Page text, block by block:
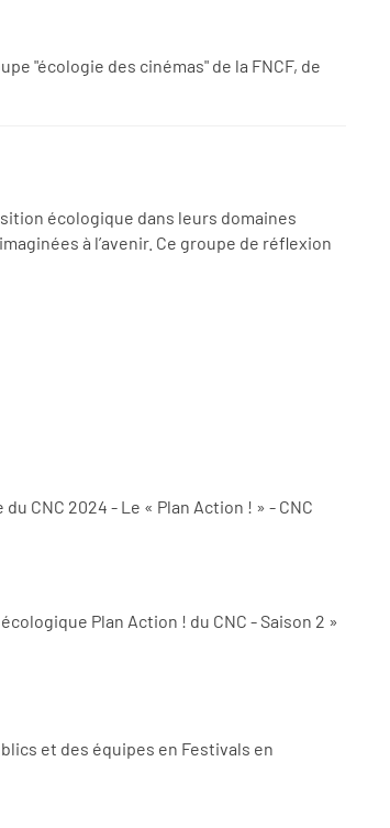
"écologie des cinémas" de la FNCF, de
écologique dans leurs domaines
à l’avenir. Ce groupe de réflexion
CNC 2024 - Le « Plan Action ! » - CNC
Plan Action ! du CNC - Saison 2 »
et des équipes en Festivals en